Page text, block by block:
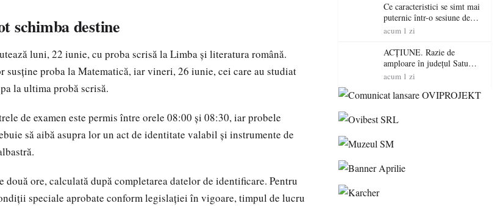
schimba destine
luni, 22 iunie, cu proba scrisă la Limba și literatura română.
proba la Matematică, iar vineri, 26 iunie, cei care au studiat
la ultima probă scrisă.
de examen este permis între orele 08:00 și 08:30, iar probele
să aibă asupra lor un act de identitate valabil și instrumente de
două ore, calculată după completarea datelor de identificare. Pentru
speciale aprobate conform legislației în vigoare, timpul de lucru
Ce caracteristici se simt mai
puternic într-o sesiune de
distracție la sloturi online:
RTP?
acum 1 zi
ACȚIUNE. Razie de
amploare în județul Satu
Mare! Polițiștii au dat sute
șoferi fără permis într-o
acum 1 zi